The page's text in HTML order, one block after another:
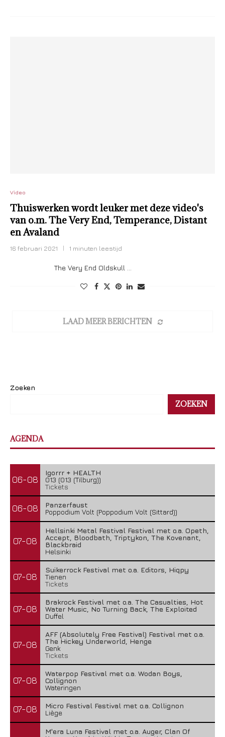
Video
Thuiswerken wordt leuker met deze video's
van o.m. The Very End, Temperance, Distant
en Avaland
16 februari 2021 1 minuten leestijd
The Very End Oldskull …
LAAD MEER BERICHTEN
Zoeken
ZOEKEN
AGENDA
06-08
Igorrr + HEALTH
013 (013 (Tilburg))
Tickets
06-08
Panzerfaust
Poppodium Volt (Poppodium Volt (Sittard))
07-08
Hellsinki Metal Festival Festival met o.a. Opeth,
Accept, Bloodbath, Triptykon, The Kovenant,
Blackbraid
Helsinki
07-08
Suikerrock Festival met o.a. Editors, Hiqpy
Tienen
Tickets
07-08
Brakrock Festival met o.a. The Casualties, Hot
Water Music, No Turning Back, The Exploited
Duffel
07-08
AFF (Absolutely Free Festival) Festival met o.a.
The Hickey Underworld, Henge
Genk
Tickets
07-08
Waterpop Festival met o.a. Wodan Boys,
Collignon
Wateringen
07-08
Micro Festival Festival met o.a. Collignon
Liège
M'era Luna Festival met o.a. Auger, Clan Of